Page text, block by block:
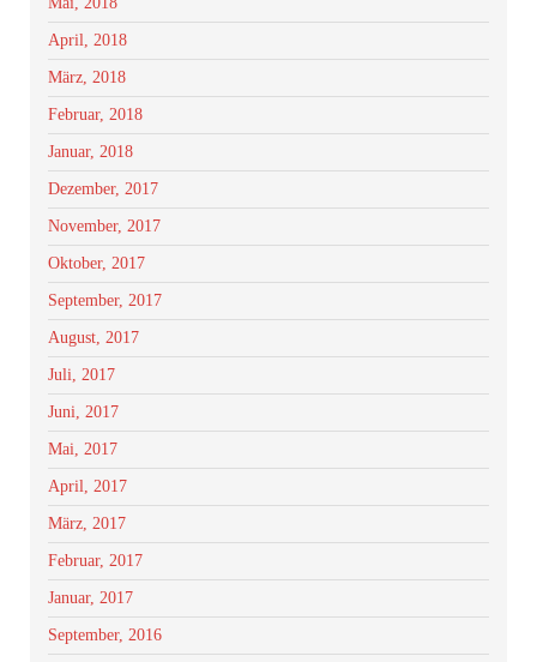
April, 2018
März, 2018
Februar, 2018
Januar, 2018
Dezember, 2017
November, 2017
Oktober, 2017
September, 2017
August, 2017
Juli, 2017
Juni, 2017
Mai, 2017
April, 2017
März, 2017
Februar, 2017
Januar, 2017
September, 2016